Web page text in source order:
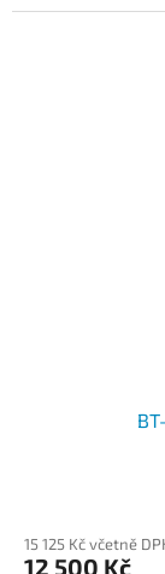
15 125 Kč včetně
12 500 Kč